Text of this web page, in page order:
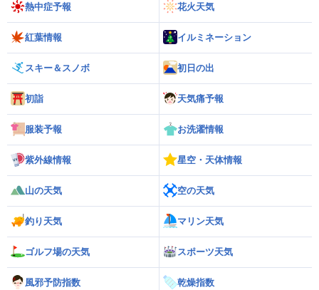
熱中症予報 花火天気
紅葉情報 イルミネーション
スキー＆スノボ 初日の出
初詣 天気痛予報
服装予報 お洗濯情報
紫外線情報 星空・天体情報
山の天気 空の天気
釣り天気 マリン天気
ゴルフ場の天気 スポーツ天気
風邪予防指数 乾燥指数